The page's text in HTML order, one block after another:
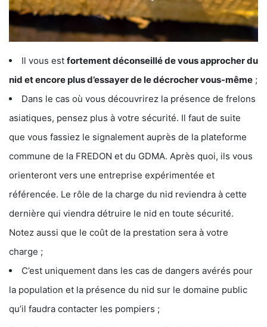
Il vous est fortement déconseillé de vous approcher du
nid et encore plus d’essayer de le décrocher vous-même ;
Dans le cas où vous découvrirez la présence de frelons
asiatiques, pensez plus à votre sécurité. Il faut de suite
que vous fassiez le signalement auprès de la plateforme
commune de la FREDON et du GDMA. Après quoi, ils vous
orienteront vers une entreprise expérimentée et
référencée. Le rôle de la charge du nid reviendra à cette
dernière qui viendra détruire le nid en toute sécurité.
Notez aussi que le coût de la prestation sera à votre
charge ;
C’est uniquement dans les cas de dangers avérés pour
la population et la présence du nid sur le domaine public
qu’il faudra contacter les pompiers ;